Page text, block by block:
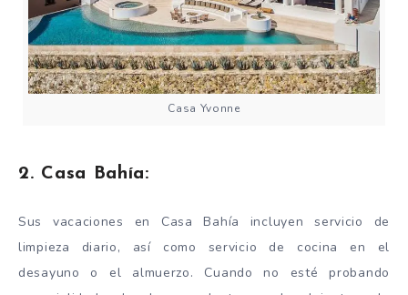
Casa Yvonne
2. Casa Bahía:
Sus vacaciones en Casa Bahía incluyen servicio de
limpieza diario, así como servicio de cocina en el
desayuno o el almuerzo. Cuando no esté probando